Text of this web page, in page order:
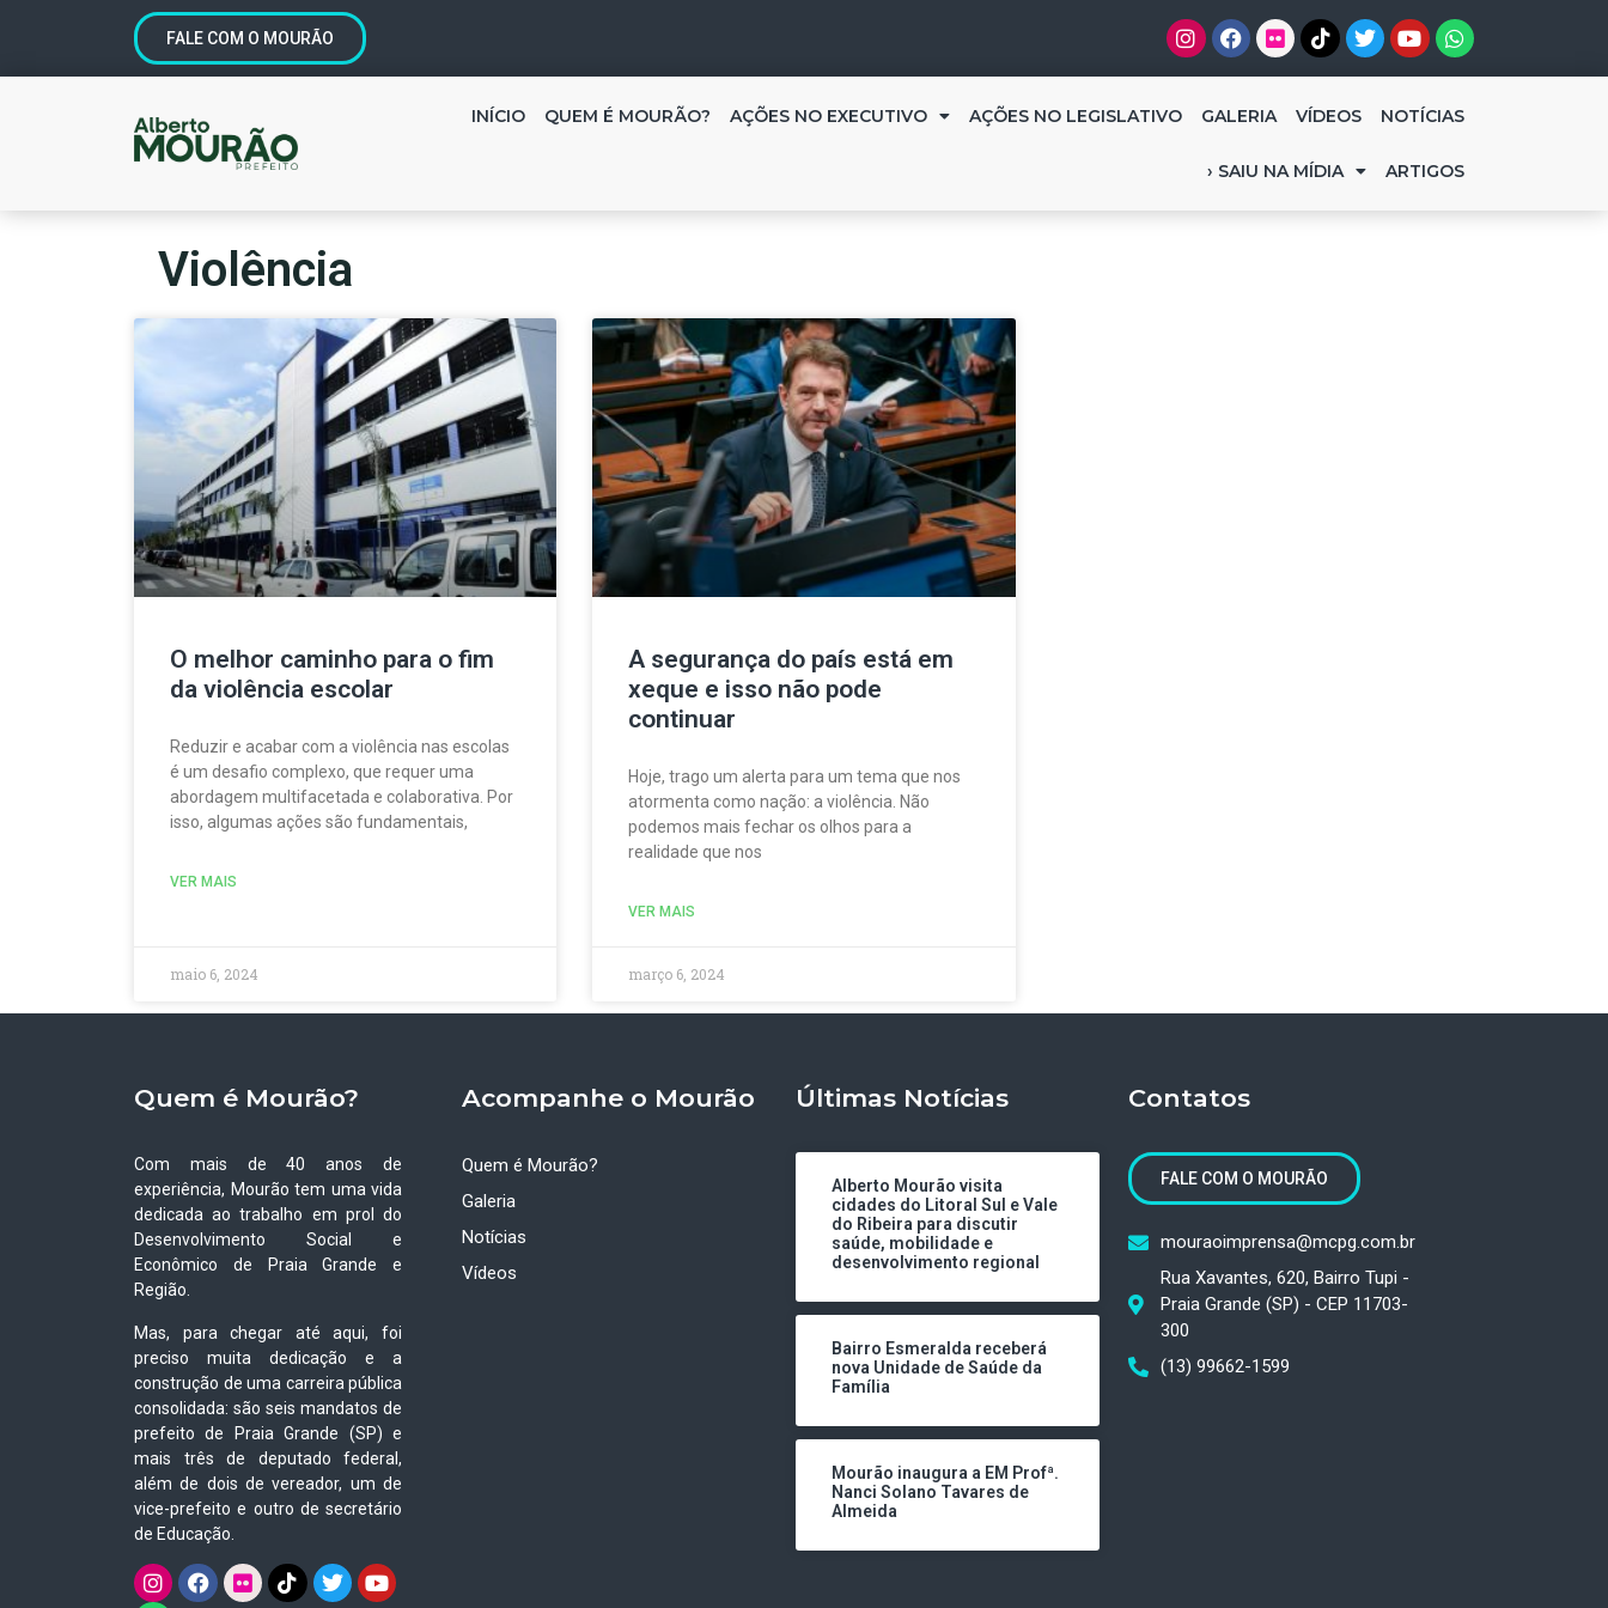
FALE COM O MOURÃO
INÍCIO QUEM É MOURÃO? AÇÕES NO EXECUTIVO AÇÕES NO LEGISLATIVO GALERIA VÍDEOS NOTÍCIAS
› SAIU NA MÍDIA ARTIGOS
Violência
O melhor caminho para o fim
da violência escolar
Reduzir e acabar com a violência nas escolas
é um desafio complexo, que requer uma
abordagem multifacetada e colaborativa. Por
isso, algumas ações são fundamentais,
VER MAIS
maio 6, 2024
A segurança do país está em
xeque e isso não pode
continuar
Hoje, trago um alerta para um tema que nos
atormenta como nação: a violência. Não
podemos mais fechar os olhos para a
realidade que nos
VER MAIS
março 6, 2024
Quem é Mourão?
Com mais de 40 anos de
experiência, Mourão tem uma vida
dedicada ao trabalho em prol do
Desenvolvimento Social e
Econômico de Praia Grande e
Região.
Mas, para chegar até aqui, foi
preciso muita dedicação e a
construção de uma carreira pública
consolidada: são seis mandatos de
prefeito de Praia Grande (SP) e
mais três de deputado federal,
além de dois de vereador, um de
vice-prefeito e outro de secretário
de Educação.
Acompanhe o Mourão
Quem é Mourão?
Galeria
Notícias
Vídeos
Últimas Notícias
Alberto Mourão visita
cidades do Litoral Sul e Vale
do Ribeira para discutir
saúde, mobilidade e
desenvolvimento regional
Bairro Esmeralda receberá
nova Unidade de Saúde da
Família
Mourão inaugura a EM Profª.
Nanci Solano Tavares de
Almeida
Contatos
FALE COM O MOURÃO
mouraoimprensa@mcpg.com.br
Rua Xavantes, 620, Bairro Tupi -
Praia Grande (SP) - CEP 11703-
300
(13) 99662-1599